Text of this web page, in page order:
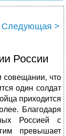
Следующая >
России
что
один солдат
приходится
Благодаря
Россией с
превышает